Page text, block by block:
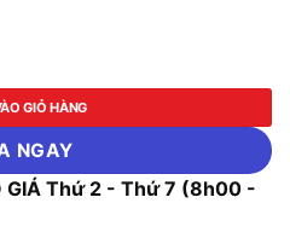
Makita DBO380Z (Chưa kèm Pin
GIỎ HÀNG
NGAY
GIÁ Thứ 2 - Thứ 7 (8h00 -